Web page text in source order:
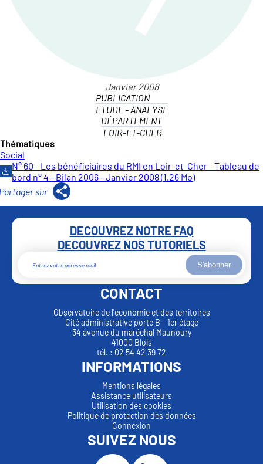
PUBLICATION
ETUDE - ANALYSE
DÉPARTEMENT
LOIR-ET-CHER
Thématiques
Social
N° 60 - Les bénéficiaires du RMI en Loir-et-Cher - Tableau de
bord n° 4 - Bilan 2006 - Janvier 2008 (1.26 Mo)
DECOUVREZ NOTRE FAQ
DECOUVREZ NOS TUTORIELS
S'abonner
CONTACT
Observatoire de l'économie et des territoires
Cité administrative porte B - 1er étage
34 avenue du maréchal Maunoury
41000 Blois
tél. : 02 54 42 39 72
INFORMATIONS
Mentions légales
Assistance utilisateurs
Utilisation des cookies
Politique de protection des données
Connexion
SUIVEZ NOUS